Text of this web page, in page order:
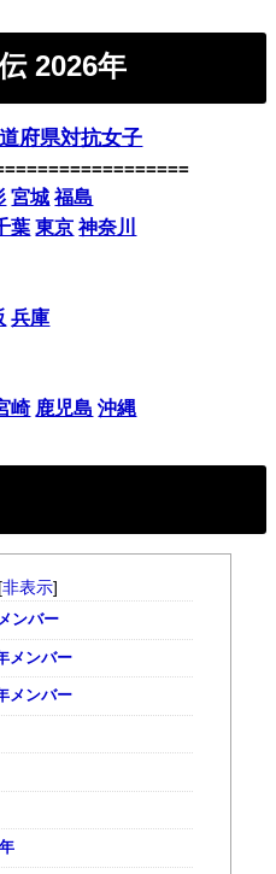
2026年
府県対抗女子
宮城 福島
葉 東京 神奈川
兵庫
崎 鹿児島 沖縄
[非表示]
ンバー
メンバー
メンバー